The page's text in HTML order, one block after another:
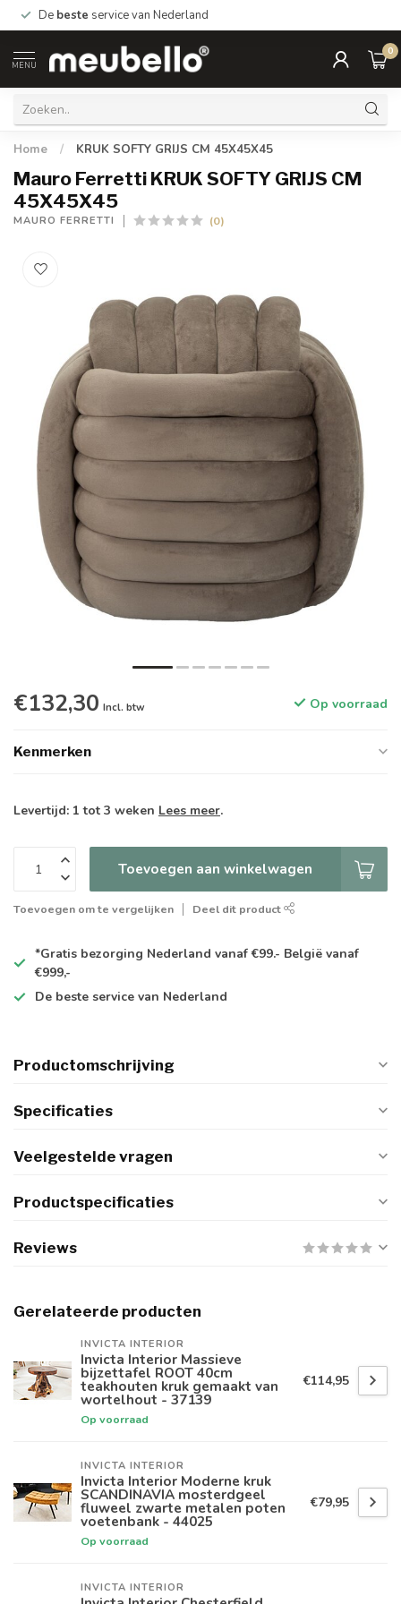
De beste service van Nederland
MENU
0
Home / KRUK SOFTY GRIJS CM 45X45X45
Mauro Ferretti KRUK SOFTY GRIJS CM
45X45X45
MAURO FERRETTI (0)
€132,30 Incl. btw Op voorraad
Kenmerken
Levertijd: 1 tot 3 weken Lees meer.
Toevoegen aan winkelwagen
Toevoegen om te vergelijken Deel dit product
*Gratis bezorging Nederland vanaf €99.- België vanaf
€999,-
De beste service van Nederland
Productomschrijving
Specificaties
Veelgestelde vragen
Productspecificaties
Reviews
Gerelateerde producten
INVICTA INTERIOR
Invicta Interior Massieve
bijzettafel ROOT 40cm
teakhouten kruk gemaakt van
wortelhout - 37139
Op voorraad
€114,95
INVICTA INTERIOR
Invicta Interior Moderne kruk
SCANDINAVIA mosterdgeel
fluweel zwarte metalen poten
voetenbank - 44025
Op voorraad
€79,95
INVICTA INTERIOR